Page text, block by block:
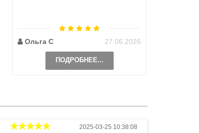
Ольга С 27.06.2026
ПОДРОБНЕЕ...
2025-03-25 10:38:08